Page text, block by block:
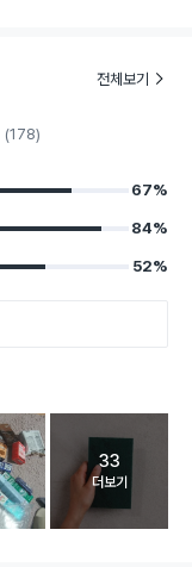
전체보기
(178)
67%
84%
52%
고객 리뷰
33
더보기